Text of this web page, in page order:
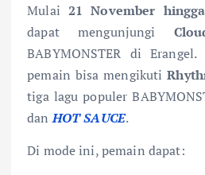
Mulai 21 November
dapat mengunjungi
BABYMONSTER di
pemain bisa mengikuti
tiga lagu populer
danHOT SAUCE.
Di mode ini, pemain dapat: